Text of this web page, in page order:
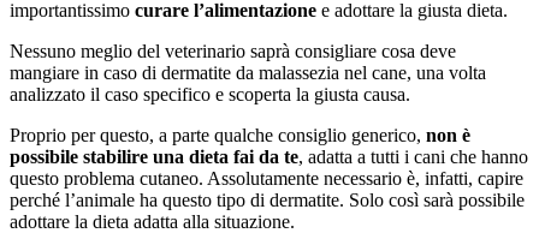
importantissimo curare l’alimentazione e adottare la giusta dieta.
Nessuno meglio del veterinario saprà consigliare cosa deve
mangiare in caso di dermatite da malassezia nel cane, una volta
analizzato il caso specifico e scoperta la giusta causa.
Proprio per questo, a parte qualche consiglio generico, non è
possibile stabilire una dieta fai da te, adatta a tutti i cani che hanno
questo problema cutaneo. Assolutamente necessario è, infatti, capire
perché l’animale ha questo tipo di dermatite. Solo così sarà possibile
adottare la dieta adatta alla situazione.